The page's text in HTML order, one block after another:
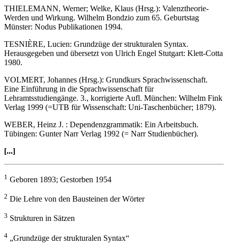
THIELEMANN, Werner; Welke, Klaus (Hrsg.): Valenztheorie-
Werden und Wirkung. Wilhelm Bondzio zum 65. Geburtstag
Münster: Nodus Publikationen 1994.
TESNIÈRE, Lucien: Grundzüge der strukturalen Syntax.
Herausgegeben und übersetzt von Ulrich Engel Stutgart: Klett-Cotta
1980.
VOLMERT, Johannes (Hrsg.): Grundkurs Sprachwissenschaft.
Eine Einführung in die Sprachwissenschaft für
Lehramtsstudiengänge. 3., korrigierte Aufl. München: Wilhelm Fink
Verlag 1999 (=UTB für Wissenschaft: Uni-Taschenbücher; 1879).
WEBER, Heinz J. : Dependenzgrammatik: Ein Arbeitsbuch.
Tübingen: Gunter Narr Verlag 1992 (= Narr Studienbücher).
[...]
1 Geboren 1893; Gestorben 1954
2 Die Lehre von den Bausteinen der Wörter
3 Strukturen in Sätzen
4 „Grundzüge der strukturalen Syntax“